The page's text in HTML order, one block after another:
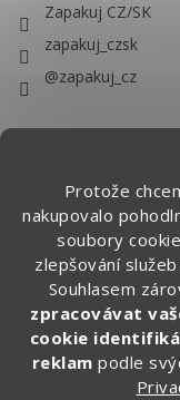
Protože
nakupovalo
soubory
zlepšování služeb
Souhlasem
zpracovávat
cookie
reklam podle
Zapakuj CZ/SK
zapakuj_czsk
@zapakuj_cz